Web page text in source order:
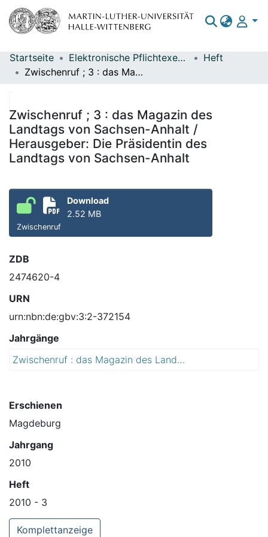
Bereiche & Sammlungen
Statistiken
Startseite Elektronische Pflichtexemplare
Heft
Zwischenruf ; 3 : das Magazin des Landtags von Sachsen-Anhalt / Herausgeber: Die Präsidentin des Landtags von Sachsen-Anhalt
Zwischenruf ; 3 : das Magazin des
Landtags von Sachsen-Anhalt /
Herausgeber: Die Präsidentin des
Landtags von Sachsen-Anhalt
Download
2.52 MB
Zwischenruf
ZDB
2474620-4
URN
urn:nbn:de:gbv:3:2-372154
Jahrgänge
Zwischenruf : das Magazin des Landtags von Sachsen-Anhalt
Erschienen
Magdeburg
Jahrgang
2010
Heft
2010 - 3
Komplettanzeige